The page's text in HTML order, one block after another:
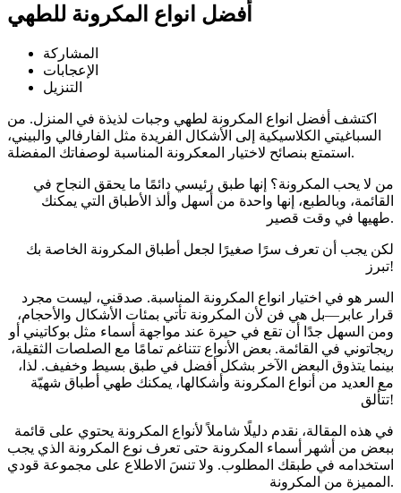
أفضل انواع المكرونة للطهي
المشاركة
الإعجابات
التنزيل
اكتشف أفضل انواع المكرونة لطهي وجبات لذيذة في المنزل. من
السباغيتي الكلاسيكية إلى الأشكال الفريدة مثل الفارفالي والبيني،
استمتع بنصائح لاختيار المعكرونة المناسبة لوصفاتك المفضلة.
من لا يحب المكرونة؟ إنها طبق رئيسي دائمًا ما يحقق النجاح في
القائمة، وبالطبع، إنها واحدة من أسهل وألذ الأطباق التي يمكنك
طهيها في وقت قصير.
لكن يجب أن تعرف سرًا صغيرًا لجعل أطباق المكرونة الخاصة بك
تبرز!
السر هو في اختيار انواع المكرونة المناسبة. صدقني، ليست مجرد
قرار عابر—بل هي فن لأن المكرونة تأتي بمئات الأشكال والأحجام،
ومن السهل جدًا أن تقع في حيرة عند مواجهة أسماء مثل بوكاتيني أو
ريجاتوني في القائمة. بعض الأنواع تتناغم تمامًا مع الصلصات الثقيلة،
بينما يتذوق البعض الآخر بشكل أفضل في طبق بسيط وخفيف. لذا،
مع العديد من أنواع المكرونة وأشكالها، يمكنك طهي أطباق شهيّة
تتألق!
في هذه المقالة، نقدم دليلًا شاملاً لأنواع المكرونة يحتوي على قائمة
ببعض من أشهر أسماء المكرونة حتى تعرف نوع المكرونة الذي يجب
استخدامه في طبقك المطلوب. ولا تنسَ الاطلاع على مجموعة قودي
المميزة من المكرونة.